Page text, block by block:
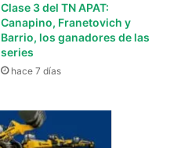
Clase 3 del TN APAT:
Canapino, Franetovich y
Barrio, los ganadores de las
series
hace 7 días